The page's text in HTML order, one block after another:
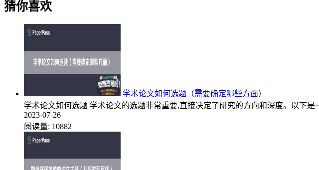
猜你喜欢
学术论文如何选题（需要确定哪些方面）
学术论文如何选题 学术论文的选题非常重要,直接决定了研究的方向和深度。以下
2023-07-26
阅读量: 10882